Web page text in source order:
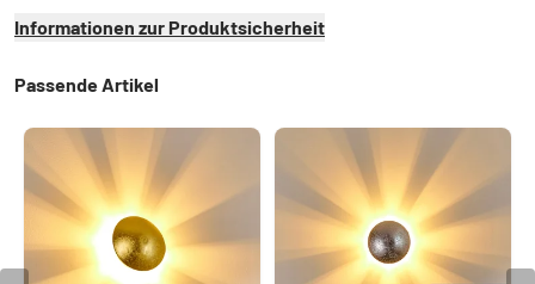
Informationen zur Produktsicherheit
Passende Artikel